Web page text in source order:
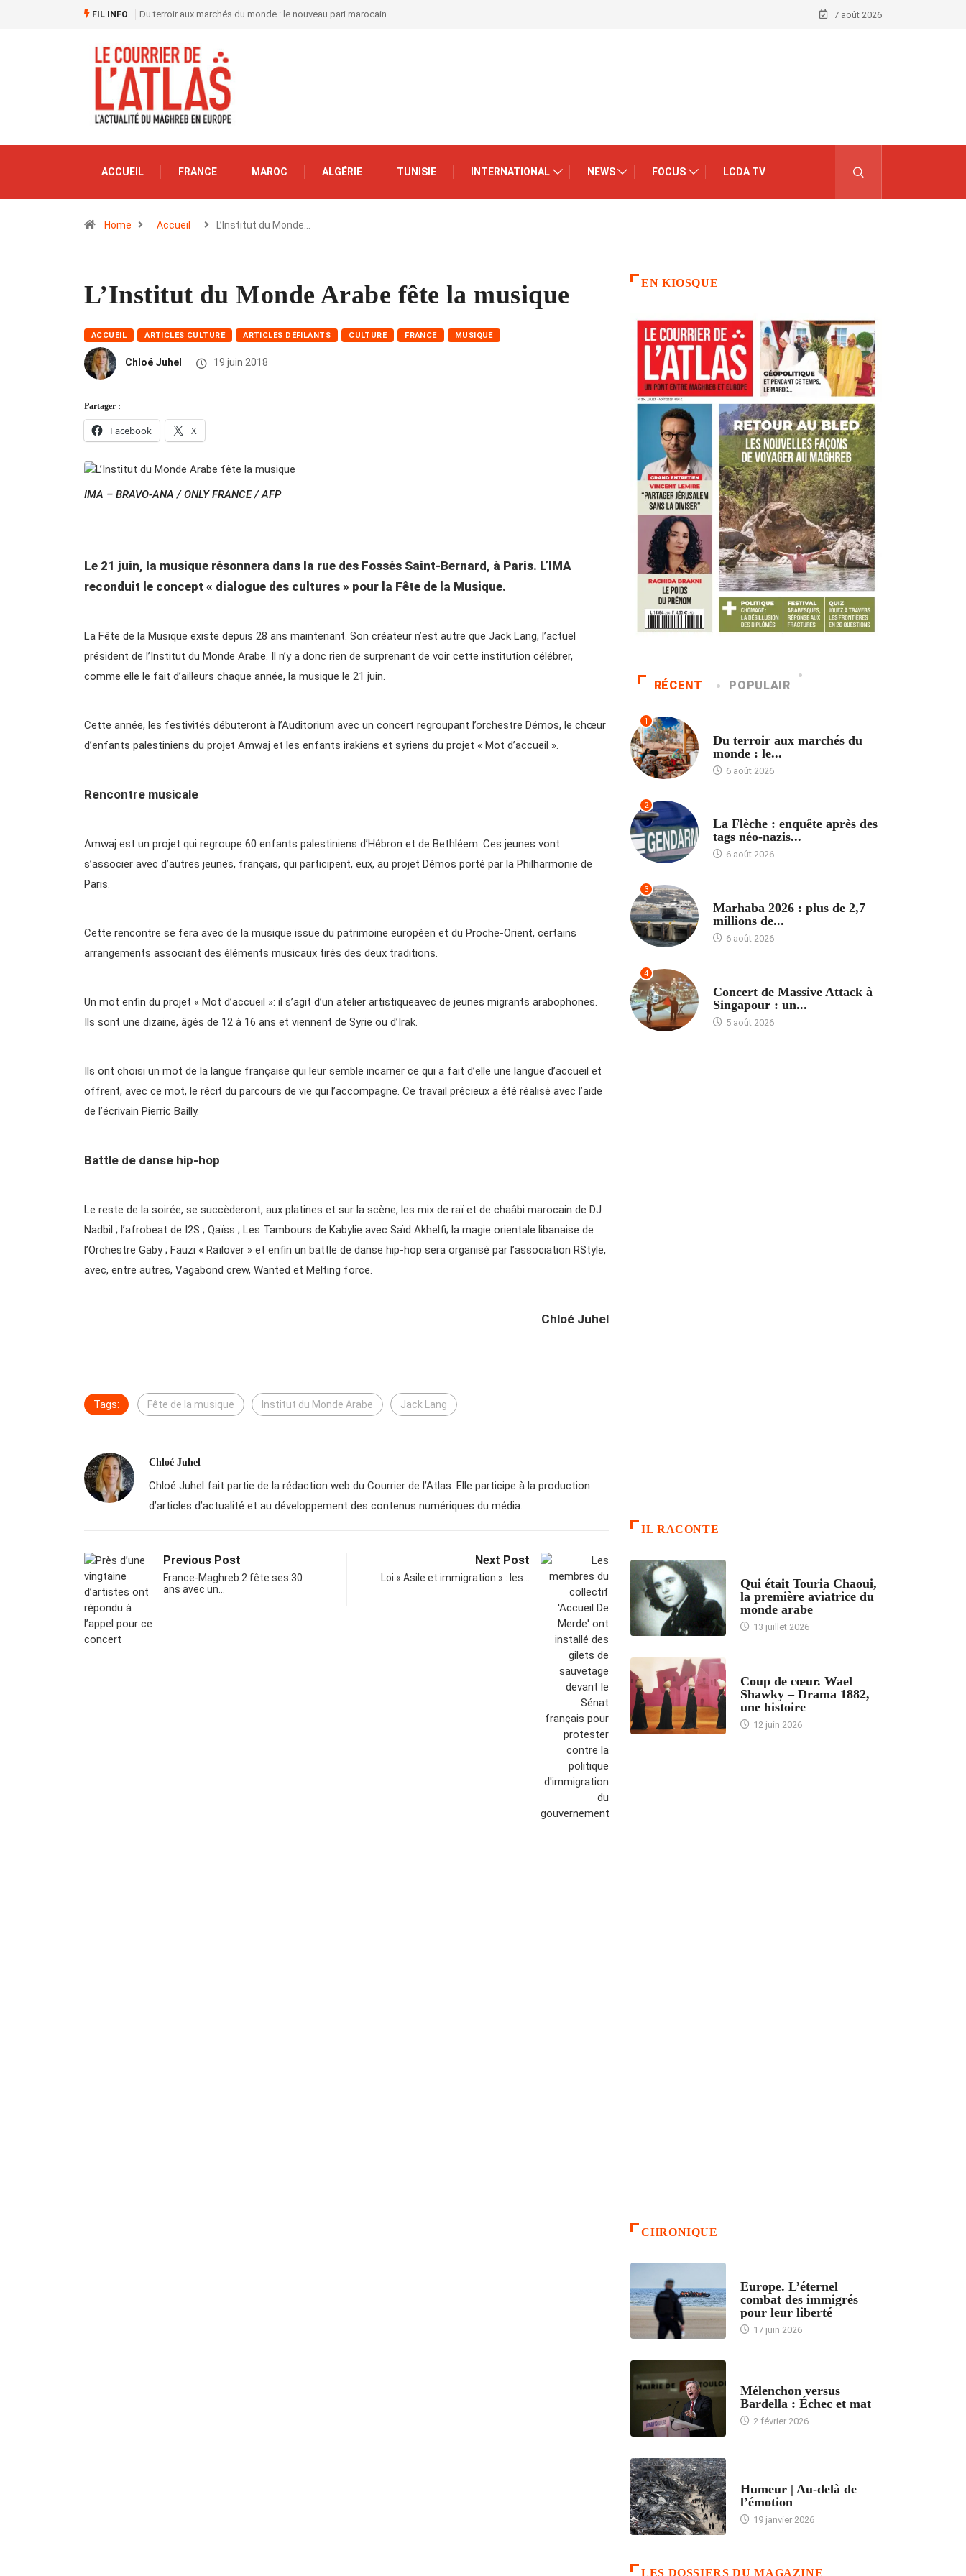
FIL INFO Du terroir aux marchés du monde : le nouveau pari marocain 7 août 2026
ACCUEIL FRANCE MAROC ALGÉRIE TUNISIE INTERNATIONAL NEWS FOCUS LCDA TV
Home Accueil L’Institut du Monde…
L’Institut du Monde Arabe fête la musique
ACCUEIL ARTICLES CULTURE ARTICLES DÉFILANTS CULTURE FRANCE MUSIQUE
Chloé Juhel 19 juin 2018
Partager :
Facebook X
IMA – BRAVO-ANA / ONLY FRANCE / AFP
Le 21 juin, la musique résonnera dans la rue des Fossés Saint-Bernard, à Paris. L’IMA
reconduit le concept « dialogue des cultures » pour la Fête de la Musique.
La Fête de la Musique existe depuis 28 ans maintenant. Son créateur n’est autre que Jack Lang, l’actuel
président de l’Institut du Monde Arabe. Il n’y a donc rien de surprenant de voir cette institution célébrer,
comme elle le fait d’ailleurs chaque année, la musique le 21 juin.
Cette année, les festivités débuteront à l’Auditorium avec un concert regroupant l’orchestre Démos, le chœur
d’enfants palestiniens du projet Amwaj et les enfants irakiens et syriens du projet « Mot d’accueil ».
Rencontre musicale
Amwaj est un projet qui regroupe 60 enfants palestiniens d’Hébron et de Bethléem. Ces jeunes vont
s’associer avec d’autres jeunes, français, qui participent, eux, au projet Démos porté par la Philharmonie de
Paris.
Cette rencontre se fera avec de la musique issue du patrimoine européen et du Proche-Orient, certains
arrangements associant des éléments musicaux tirés des deux traditions.
Un mot enfin du projet « Mot d’accueil »: il s’agit d’un atelier artistiqueavec de jeunes migrants arabophones.
Ils sont une dizaine, âgés de 12 à 16 ans et viennent de Syrie ou d’Irak.
Ils ont choisi un mot de la langue française qui leur semble incarner ce qui a fait d’elle une langue d’accueil et
offrent, avec ce mot, le récit du parcours de vie qui l’accompagne. Ce travail précieux a été réalisé avec l’aide
de l’écrivain Pierric Bailly.
Battle de danse hip-hop
Le reste de la soirée, se succèderont, aux platines et sur la scène, les mix de raï et de chaâbi marocain de DJ
Nadbil ; l’afrobeat de I2S ; Qaïss ; Les Tambours de Kabylie avec Saïd Akhelfi; la magie orientale libanaise de
l’Orchestre Gaby ; Fauzi « Raïlover » et enfin un battle de danse hip-hop sera organisé par l’association RStyle,
avec, entre autres, Vagabond crew, Wanted et Melting force.
Chloé Juhel
Tags: Fête de la musique Institut du Monde Arabe Jack Lang
Chloé Juhel
Chloé Juhel fait partie de la rédaction web du Courrier de l’Atlas. Elle participe à la production
d’articles d’actualité et au développement des contenus numériques du média.
Previous Post
France-Maghreb 2 fête ses 30
ans avec un…
Next Post
Loi « Asile et immigration » : les…
EN KIOSQUE
RÉCENT POPULAIR
1
Du terroir aux marchés du
monde : le...
6 août 2026
2
La Flèche : enquête après des
tags néo-nazis...
6 août 2026
3
Marhaba 2026 : plus de 2,7
millions de...
6 août 2026
4
Concert de Massive Attack à
Singapour : un...
5 août 2026
IL RACONTE
Qui était Touria Chaoui,
la première aviatrice du
monde arabe
13 juillet 2026
Coup de cœur. Wael
Shawky – Drama 1882,
une histoire
12 juin 2026
CHRONIQUE
Europe. L’éternel
combat des immigrés
pour leur liberté
17 juin 2026
Mélenchon versus
Bardella : Échec et mat
2 février 2026
Humeur | Au-delà de
l’émotion
19 janvier 2026
LES DOSSIERS DU MAGAZINE